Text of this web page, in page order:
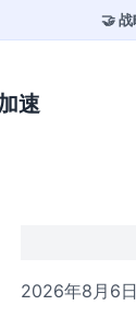
🤝
速
2026年8月6日